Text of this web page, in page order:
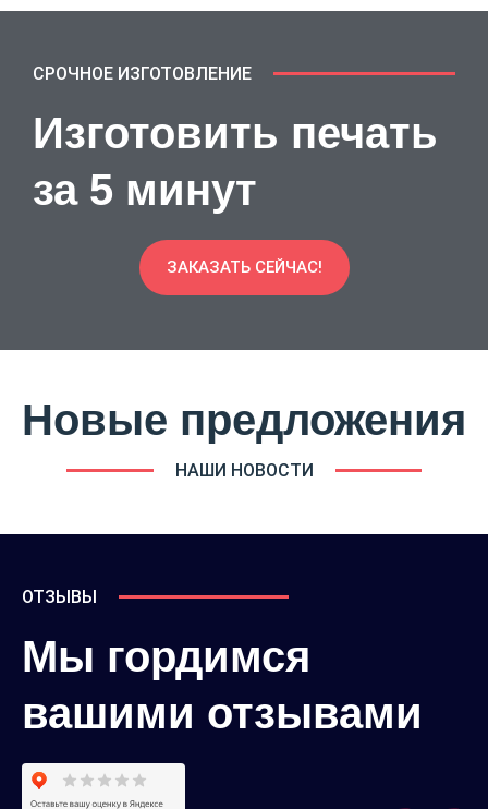
СРОЧНОЕ ИЗГОТОВЛЕНИЕ
Изготовить печать
за 5 минут
ЗАКАЗАТЬ СЕЙЧАС!
Новые предложения
НАШИ НОВОСТИ
ОТЗЫВЫ
Мы гордимся
вашими отзывами